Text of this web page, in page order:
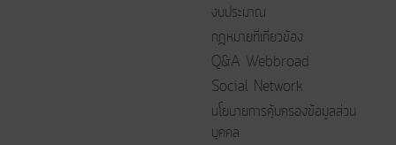
งบประมาณ
กฎหมายที่เกี่ยวข้อง
Q&A Webbroad
Social Network
นโยบายการคุ้มครองข้อมูลส่วน
บุคคล